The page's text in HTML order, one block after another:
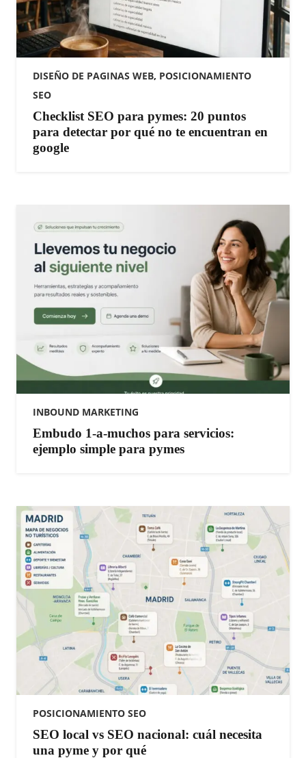
DISEÑO DE PAGINAS WEB, POSICIONAMIENTO
SEO
Checklist SEO para pymes: 20 puntos
para detectar por qué no te encuentran en
google
INBOUND MARKETING
Embudo 1-a-muchos para servicios:
ejemplo simple para pymes
POSICIONAMIENTO SEO
SEO local vs SEO nacional: cuál necesita
una pyme y por qué